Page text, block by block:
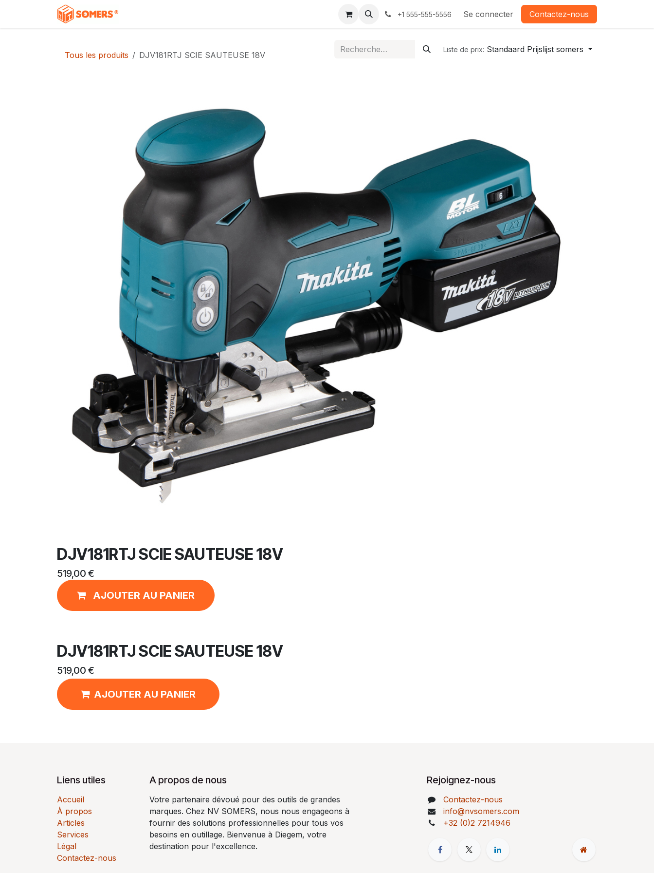
Se rendre au contenu
+1 555-555-5556 Se connecter Contactez-nous
Tous les produits DJV181RTJ SCIE SAUTEUSE 18V
Liste de prix: Standaard Prijslijst somers
DJV181RTJ SCIE SAUTEUSE 18V
519,00 €
AJOUTER AU PANIER
DJV181RTJ SCIE SAUTEUSE 18V
519,00 €
AJOUTER AU PANIER
Liens utiles
Accueil
À propos
Articles
Services
Légal
Contactez-nous
A propos de nous
Votre partenaire dévoué pour des outils de grandes
marques. Chez NV SOMERS, nous nous engageons à
fournir des solutions professionnelles pour tous vos
besoins en outillage. Bienvenue à Diegem, votre
destination pour l'excellence.
Rejoignez-nous
Contactez-nous
info@nvsomers.com
+32 (0)2 7214946